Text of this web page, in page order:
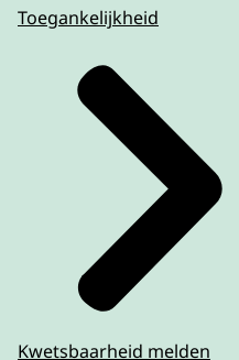
Toegankelijkheid
Kwetsbaarheid melden